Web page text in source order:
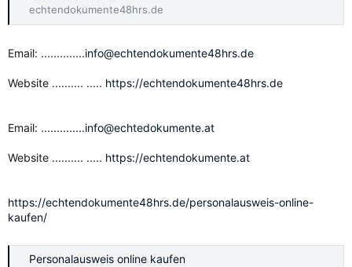
echtendokumente48hrs.de
Email: ..............info@echtendokumente48hrs.de
Website .......... ..... https://echtendokumente48hrs.de
Email: ..............info@echtedokumente.at
Website .......... ..... https://echtendokumente.at
https://echtendokumente48hrs.de/personalausweis-online-
kaufen/
Personalausweis online kaufen